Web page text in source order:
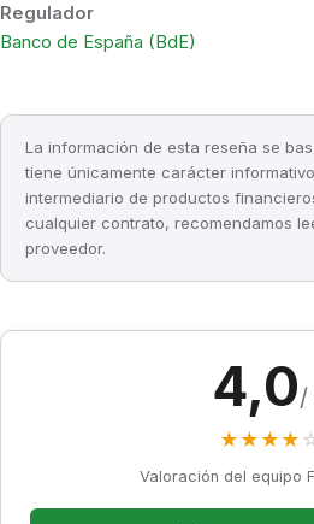
Regulador
Banco de España (BdE)
La información de esta reseña se
tiene únicamente carácter
intermediario de productos
cualquier contrato, recomendamos
proveedor.
4,0/
★ ★ ★ ★
Valoración del equipo